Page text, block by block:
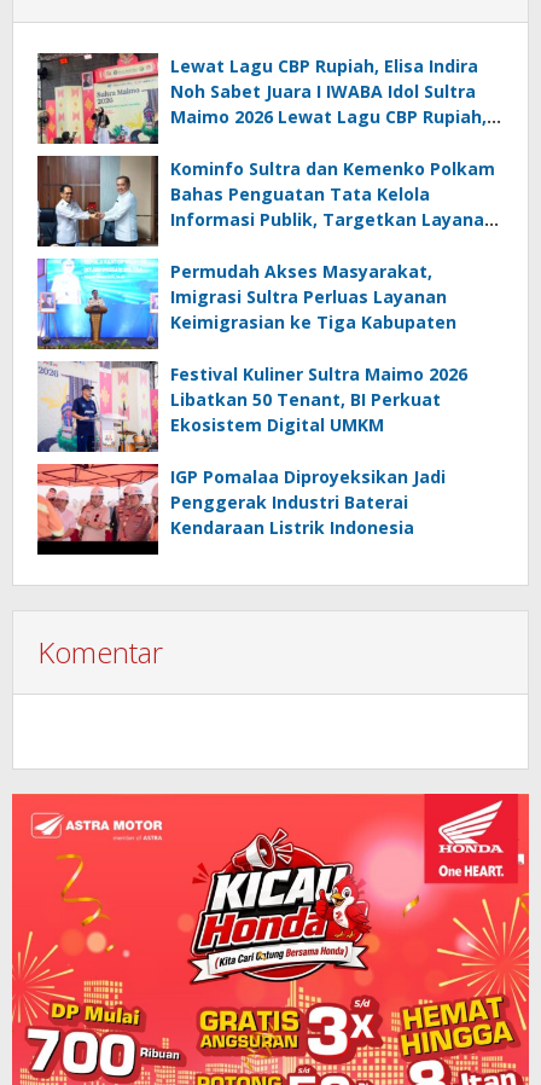
Lewat Lagu CBP Rupiah, Elisa Indira
Noh Sabet Juara I IWABA Idol Sultra
Maimo 2026 Lewat Lagu CBP Rupiah,
Idol Sultra Maimo 2026
Kominfo Sultra dan Kemenko Polkam
Bahas Penguatan Tata Kelola
Informasi Publik, Targetkan Layanan
Permudah Akses Masyarakat,
Imigrasi Sultra Perluas Layanan
Keimigrasian ke Tiga Kabupaten
Festival Kuliner Sultra Maimo 2026
Libatkan 50 Tenant, BI Perkuat
Ekosistem Digital UMKM
IGP Pomalaa Diproyeksikan Jadi
Penggerak Industri Baterai
Kendaraan Listrik Indonesia
Komentar